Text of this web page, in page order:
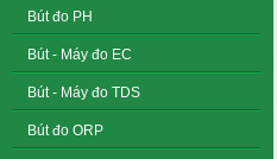
Bút đo PH
Bút - Máy đo EC
Bút - Máy đo TDS
Bút đo ORP